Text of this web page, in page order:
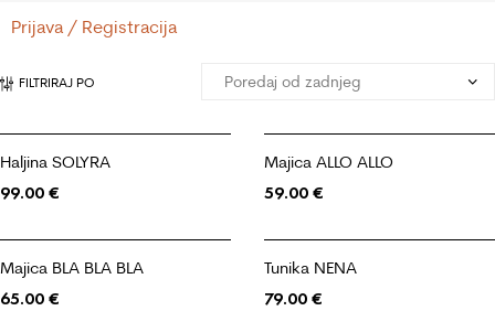
Prijava / Registracija
FILTRIRAJ PO
Haljina SOLYRA
99.00 €
Majica ALLO ALLO
59.00 €
Majica BLA BLA BLA
65.00 €
Tunika NENA
79.00 €